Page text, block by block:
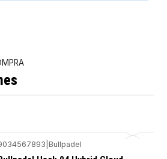
Bullpadel